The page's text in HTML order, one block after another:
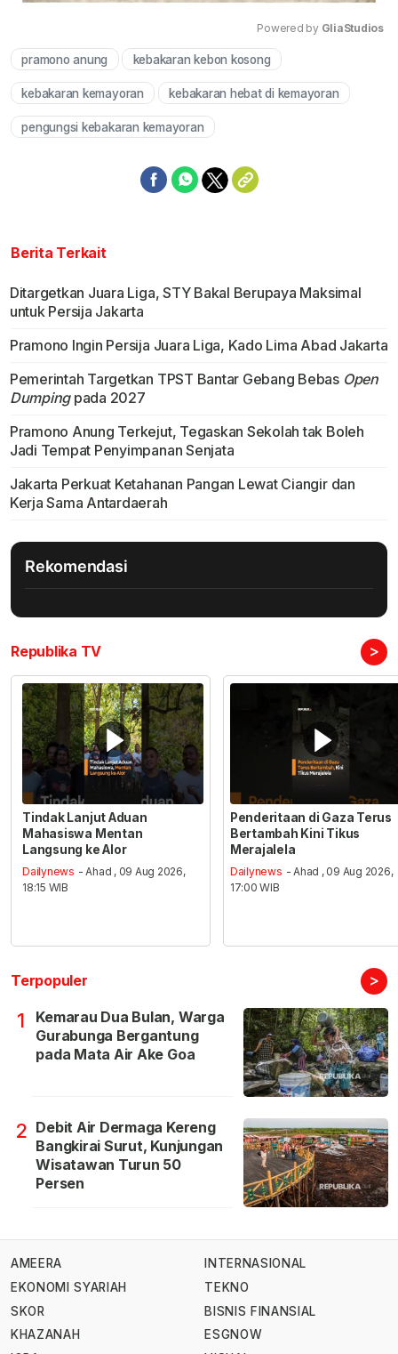
Powered by GliaStudios
pramono anung kebakaran kebon kosong
kebakaran kemayoran kebakaran hebat di kemayoran
pengungsi kebakaran kemayoran
Berita Terkait
Ditargetkan Juara Liga, STY Bakal Berupaya Maksimal
untuk Persija Jakarta
Pramono Ingin Persija Juara Liga, Kado Lima Abad Jakarta
Pemerintah Targetkan TPST Bantar Gebang Bebas Open
Dumpingpada 2027
Pramono Anung Terkejut, Tegaskan Sekolah tak Boleh
Jadi Tempat Penyimpanan Senjata
Jakarta Perkuat Ketahanan Pangan Lewat Ciangir dan
Kerja Sama Antardaerah
Rekomendasi
Republika TV >
Tindak Lanjut Aduan
Mahasiswa Mentan
Langsung ke Alor
Dailynews - Ahad , 09 Aug 2026,
18:15 WIB
Penderitaan di Gaza Terus
Bertambah Kini Tikus
Merajalela
Dailynews - Ahad , 09 Aug 2026,
17:00 WIB
Terpopuler >
1
Kemarau Dua Bulan, Warga
Gurabunga Bergantung
pada Mata Air Ake Goa
2 Debit Air Dermaga Kereng
Bangkirai Surut, Kunjungan
Wisatawan Turun 50
Persen
AMEERA
EKONOMI SYARIAH
SKOR
KHAZANAH
INTERNASIONAL
TEKNO
BISNIS FINANSIAL
ESGNOW